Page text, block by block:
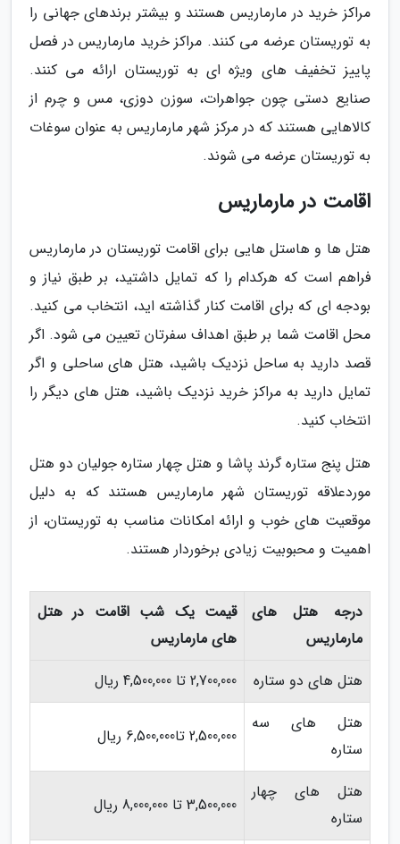
مراکز خرید در مارماریس هستند و بیشتر برندهای جهانی را
به توریستان عرضه می کنند. مراکز خرید مارماریس در فصل
پاییز تخفیف های ویژه ای به توریستان ارائه می کنند.
صنایع دستی چون جواهرات، سوزن دوزی، مس و چرم از
کالاهایی هستند که در مرکز شهر مارماریس به عنوان سوغات
به توریستان عرضه می شوند.
اقامت در مارماریس
هتل ها و هاستل هایی برای اقامت توریستان در مارماریس
فراهم است که هرکدام را که تمایل داشتید، بر طبق نیاز و
بودجه ای که برای اقامت کنار گذاشته اید، انتخاب می کنید.
محل اقامت شما بر طبق اهداف سفرتان تعیین می شود. اگر
قصد دارید به ساحل نزدیک باشید، هتل های ساحلی و اگر
تمایل دارید به مراکز خرید نزدیک باشید، هتل های دیگر را
انتخاب کنید.
هتل پنج ستاره گرند پاشا و هتل چهار ستاره جولیان دو هتل
موردعلاقه توریستان شهر مارماریس هستند که به دلیل
موقعیت های خوب و ارائه امکانات مناسب به توریستان، از
اهمیت و محبوبیت زیادی برخوردار هستند.
درجه هتل های
مارماریس
قیمت یک شب اقامت در هتل
های مارماریس
هتل های دو ستاره
2,700,000 تا 4,500,000 ریال
هتل های سه
ستاره
2,500,000 تا6,500,000 ریال
هتل های چهار
ستاره
3,500,000 تا 8,000,000 ریال